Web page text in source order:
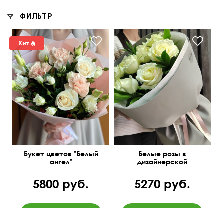
ФИЛЬТР
50 см 40 см
Букет цветов "Белый
ангел"
5800 руб.
50 см
Белые розы в
дизайнерской
5270 руб.